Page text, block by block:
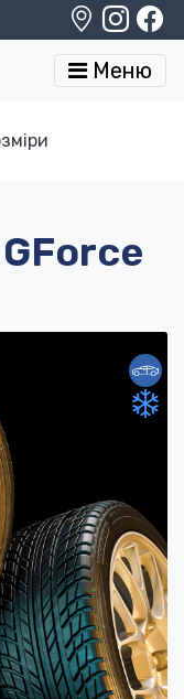
Меню